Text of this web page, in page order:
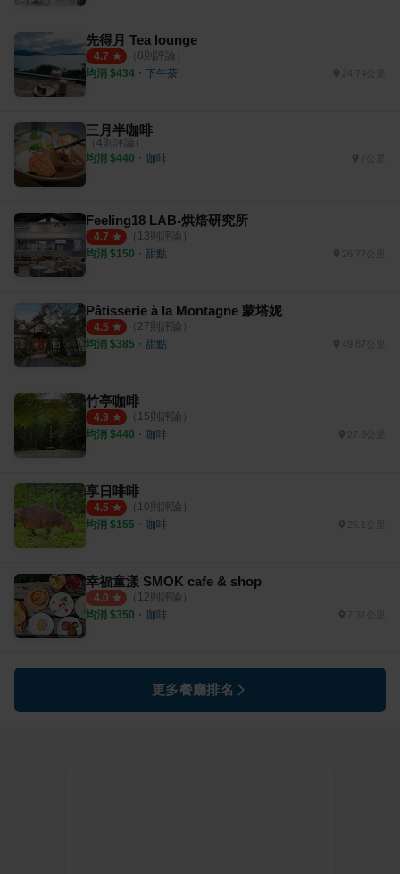
先得月 Tea lounge
4.7 （ 8則評論）
均消 $434 ・ 下午茶 24.74公里
三月半咖啡
（ 4則評論）
均消 $440 ・ 咖啡
Feeling18 LAB-烘焙研究所
4.7 （ 13則評論）
均消 $150 ・ 甜點
Pâtisserie à la Montagne 蒙塔妮
4.5 （ 27則評論）
均消 $385 ・ 甜點 49.87公里
竹亭咖啡
4.9 （ 15則評論）
均消 $440 ・ 咖啡
享日啡啡
4.5 （ 10則評論）
均消 $155 ・ 咖啡 25.1公里
幸福童漾 SMOK cafe & shop
4.0 （ 12則評論）
均消 $350 ・ 咖啡
更多餐廳排名